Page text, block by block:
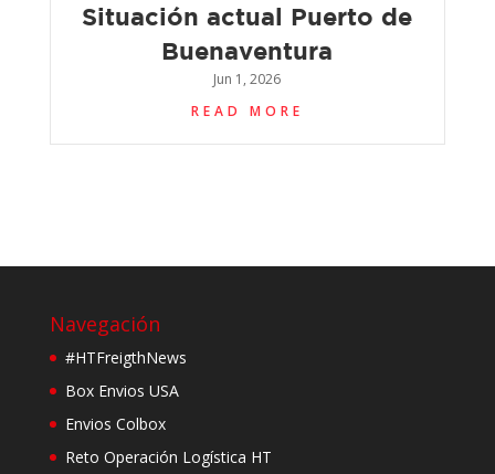
Situación actual Puerto de
Buenaventura
Jun 1, 2026
READ MORE
Navegación
#HTFreigthNews
Box Envios USA
Envios Colbox
Reto Operación Logística HT